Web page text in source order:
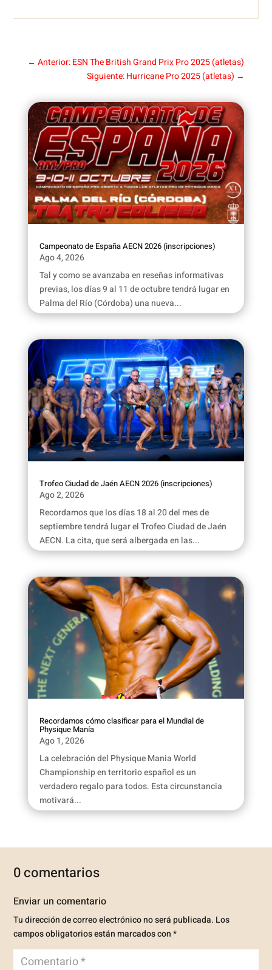
← Anterior: ESN The British Grand Prix Pro 2025 (atletas)
Siguiente: Hurricane Pro 2025 (atletas) →
Campeonato de España AECN 2026 (inscripciones)
Ago 4, 2026
Tal y como se avanzaba en reseñas informativas
previas, los días 9 al 11 de octubre tendrá lugar en
Palma del Río (Córdoba) una nueva...
Trofeo Ciudad de Jaén AECN 2026 (inscripciones)
Ago 2, 2026
Recordamos que los días 18 al 20 del mes de
septiembre tendrá lugar el Trofeo Ciudad de Jaén
AECN. La cita, que será albergada en las...
Recordamos cómo clasificar para el Mundial de
Physique Manía
Ago 1, 2026
La celebración del Physique Mania World
Championship en territorio español es un
verdadero regalo para todos. Esta circunstancia
motivará...
0 comentarios
Enviar un comentario
Tu dirección de correo electrónico no será publicada. Los
campos obligatorios están marcados con*